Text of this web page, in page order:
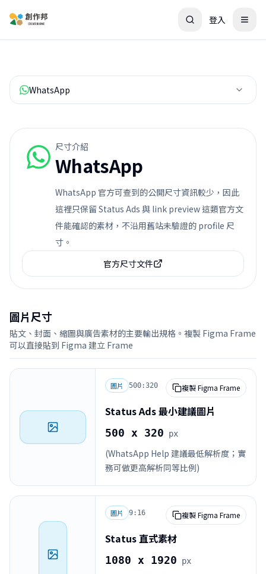
登入
WhatsApp
尺寸介紹
WhatsApp
WhatsApp 官方可查到的公開尺寸資訊較少，因此
這裡只保留 Status Ads 與 link preview 這類官方文
件能確認的素材，不沿用舊站未驗證的 profile 尺
寸。
官方尺寸文件
圖片尺寸
貼文、封面、縮圖與廣告素材的主要輸出規格。複製 Figma Frame
可以直接貼到 Figma 建立 Frame
圖片 500:320 複製 Figma Frame
Status Ads 最小建議圖片
500 x 320 px
(WhatsApp Help 建議最低解析度；實
務可做更高解析同等比例)
圖片 9:16 複製 Figma Frame
Status 直式素材
1080 x 1920 px